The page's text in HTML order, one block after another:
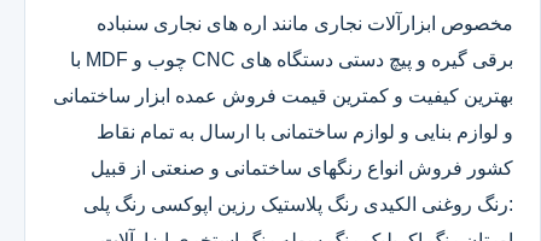
مخصوص ابزارآلات نجاری مانند اره های نجاری سنباده
برقی گیره و پیچ دستی دستگاه های CNC چوب و MDF با
بهترین کیفیت و کمترین قیمت فروش عمده ابزار ساختمانی
و لوازم بنایی و لوازم ساختمانی با ارسال به تمام نقاط
کشور فروش انواع رنگهای ساختمانی و صنعتی از قبیل
:رنگ روغنی الکیدی رنگ پلاستیک رزین اپوکسی رنگ پلی